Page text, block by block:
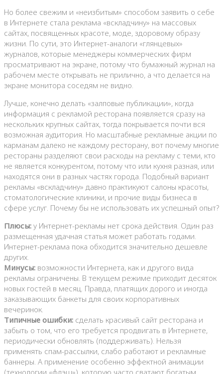
Но более свежим и «неизбитым» способом заявить о себе
в Интернете стала реклама «вскладчину» на массовых
сайтах, посвященных красоте, моде, здоровому образу
жизни. По сути, это Интернет-аналоги «глянцевых»
журналов, которые менеджеры коммерческих фирм
просматривают на экране, потому что бумажный журнал на
рабочем месте открывать не прилично, а что делается на
экране монитора соседям не видно.
Лучше, конечно делать «залповые публикации», когда
информация с рекламой ресторана появляется сразу на
нескольких крупных сайтах, тогда покрывается почти вся
возможная аудитория. Но масштабные рекламные акции по
карманам далеко не каждому ресторану, вот почему многие
рестораны разделяют свои расходы на рекламу с теми, кто
не является конкурентом, потому что или кухня разная, или
находятся они в разных частях города. Подобный вариант
рекламы «вскладчину» давно практикуют салоны красоты,
стоматологические клиники, и прочие виды бизнеса в
сфере услуг. Почему бы не использовать их успешный опыт?
Плюсы: у Интернет-рекламы нет срока действия. Один раз
размещенная удачная статья может работать годами.
Интернет-реклама пока обходится значительно дешевле
других.
Минусы: возможности Интернета, как и другого вида
рекламы ограничены. В текущем режиме приходит десяток
новых гостей в месяц. Правда, платящих дорого и иногда
заказывающих банкеты для своих корпоративных
вечеринок.
Типичные ошибки: сделать красивый сайт ресторана и
забыть о том, что его требуется продвигать в Интернете,
периодически обновлять (поддерживать). Нельзя
применять спам-рассылки, слабо работают и рекламные
баннеры. А применение особенно эффектной анимации